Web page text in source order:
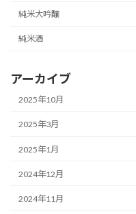
純米大吟醸
純米酒
アーカイブ
2025年10月
2025年3月
2025年1月
2024年12月
2024年11月